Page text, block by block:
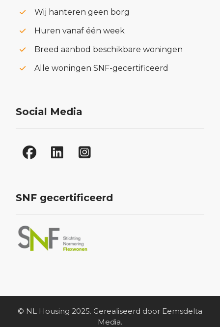
Wij hanteren geen borg
Huren vanaf één week
Breed aanbod beschikbare woningen
Alle woningen SNF-gecertificeerd
Social Media
SNF gecertificeerd
© NL Housing 2025. Gerealiseerd door Eemsdelta
Media.